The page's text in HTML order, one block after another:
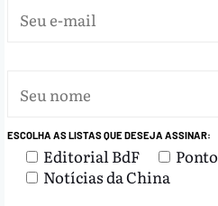
ESCOLHA AS LISTAS QUE DESEJA ASSINAR:
Editorial BdF
Ponto
Notícias da China